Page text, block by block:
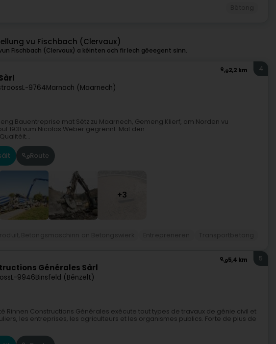
vu Fischbach (Clervaux)
Fischbach (Clervaux) a kéinten och fir Iech gëeegent sinn.
2,2 km
L-9764Marnach (Maarnech)
4
eng Bauentreprise mat Sëtz zu Maarnech, Gemeng Klierf, am Norden vu
1931 vum Nicolas Weber gegrënnt. Mat den
Route
+3
5,4 km
Générales Sàrl
L-9946Binsfeld (Bënzelt)
5
Rinnen Constructions Générales exécute tout types de travaux de génie civil et
les entreprises, les agriculteurs et les organismes publics. Forte de plus de